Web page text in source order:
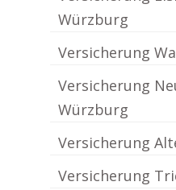
Würzburg
Versicherung
Versicherung
Würzburg
Versicherung
Versicherung